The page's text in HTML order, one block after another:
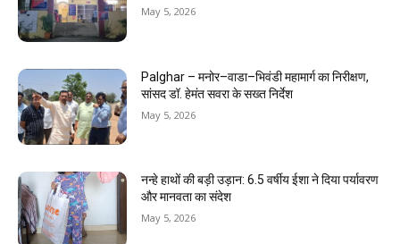
May 5, 2026
Palghar – मनोर–वाडा–भिवंडी महामार्ग का निरीक्षण,
सांसद डॉ. हेमंत सवरा के सख्त निर्देश
May 5, 2026
नन्हे हाथों की बड़ी उड़ान: 6.5 वर्षीय ईशा ने दिया पर्यावरण
और मानवता का संदेश
May 5, 2026